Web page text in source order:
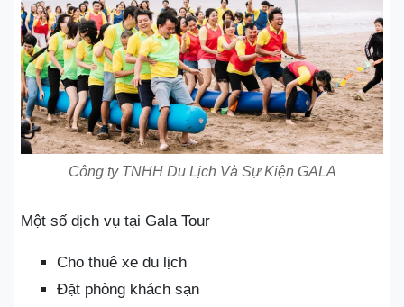
Công ty TNHH Du Lịch Và Sự Kiện GALA
Một số dịch vụ tại Gala Tour
Cho thuê xe du lịch
Đặt phòng khách sạn